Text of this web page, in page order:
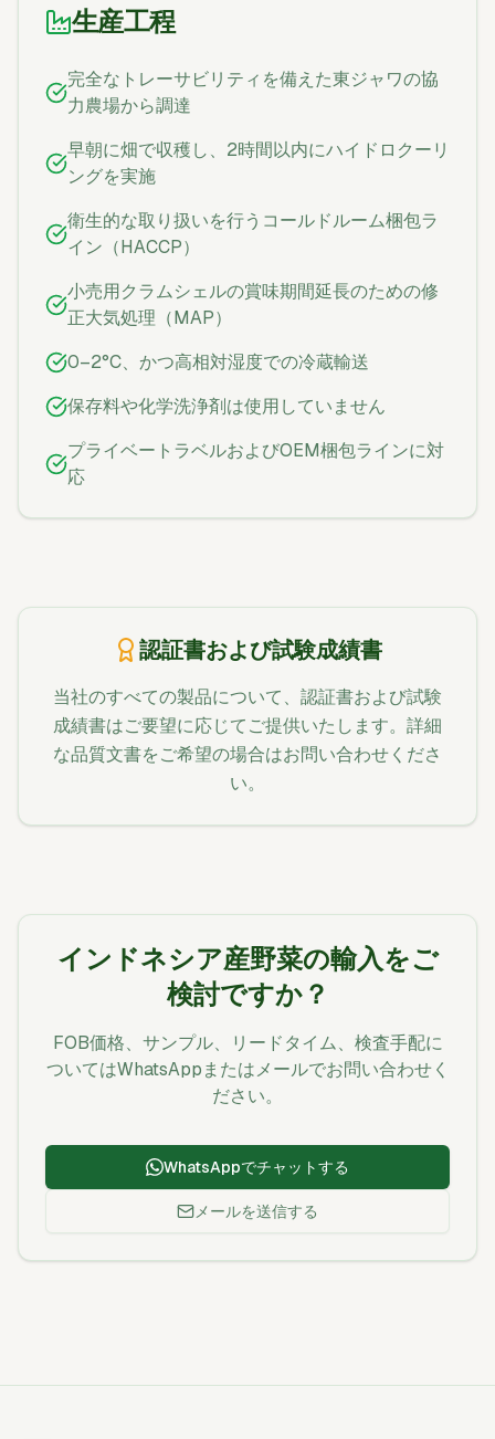
生産工程
完全なトレーサビリティを備えた東ジャワの協
力農場から調達
早朝に畑で収穫し、2時間以内にハイドロクーリ
ングを実施
衛生的な取り扱いを行うコールドルーム梱包ラ
イン（HACCP）
小売用クラムシェルの賞味期間延長のための修
正大気処理（MAP）
0–2°C、かつ高相対湿度での冷蔵輸送
保存料や化学洗浄剤は使用していません
プライベートラベルおよびOEM梱包ラインに対
応
認証書および試験成績書
当社のすべての製品について、認証書および試験
成績書はご要望に応じてご提供いたします。詳細
な品質文書をご希望の場合はお問い合わせくださ
い。
インドネシア産野菜の輸入をご
検討ですか？
FOB価格、サンプル、リードタイム、検査手配に
ついてはWhatsAppまたはメールでお問い合わせく
ださい。
WhatsAppでチャットする
メールを送信する